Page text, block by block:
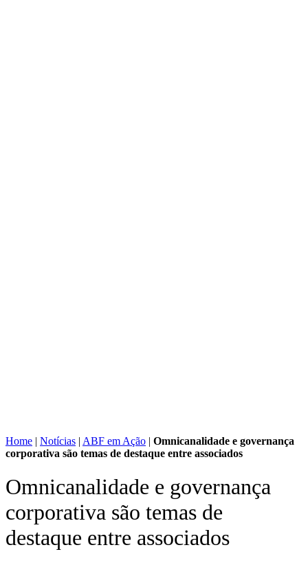
Home | Notícias | ABF em Ação | Omnicanalidade e governança
corporativa são temas de destaque entre associados
Omnicanalidade e governança
corporativa são temas de
destaque entre associados